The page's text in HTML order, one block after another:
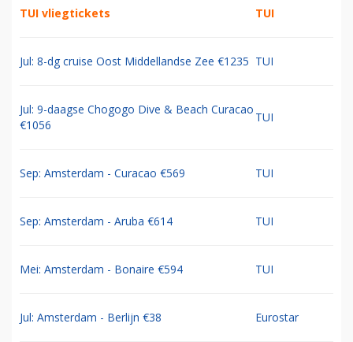
TUI vliegtickets TUI
Jul: 8-dg cruise Oost Middellandse Zee €1235 TUI
Jul: 9-daagse Chogogo Dive & Beach Curacao
€1056
TUI
Sep: Amsterdam - Curacao €569 TUI
Sep: Amsterdam - Aruba €614 TUI
Mei: Amsterdam - Bonaire €594 TUI
Jul: Amsterdam - Berlijn €38 Eurostar